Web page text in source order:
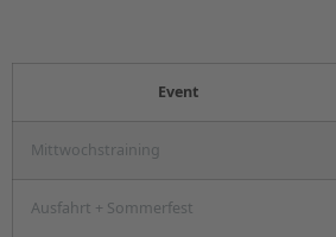
Event
Mittwochstraining
Ausfahrt + Sommerfest